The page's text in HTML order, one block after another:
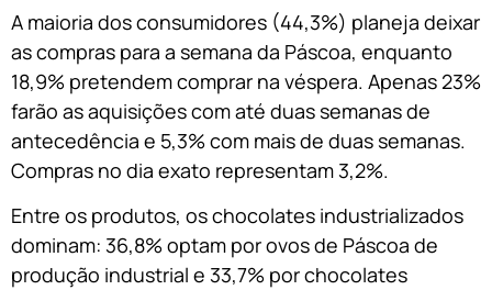
A maioria dos consumidores (44,3%) planeja deixar
as compras para a semana da Páscoa, enquanto
18,9% pretendem comprar na véspera. Apenas 23%
farão as aquisições com até duas semanas de
antecedência e 5,3% com mais de duas semanas.
Compras no dia exato representam 3,2%.
Entre os produtos, os chocolates industrializados
dominam: 36,8% optam por ovos de Páscoa de
produção industrial e 33,7% por chocolates